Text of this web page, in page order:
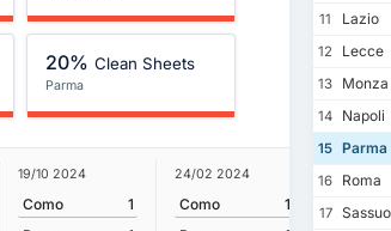
20% Clean Sheets
Parma
19/10 2024
Como
1
24/02 2024
Como
1
20/10
Parma
11
Lazio
12
Lecce
13
Monza
14
Napoli
15 Parma
16
Roma
17